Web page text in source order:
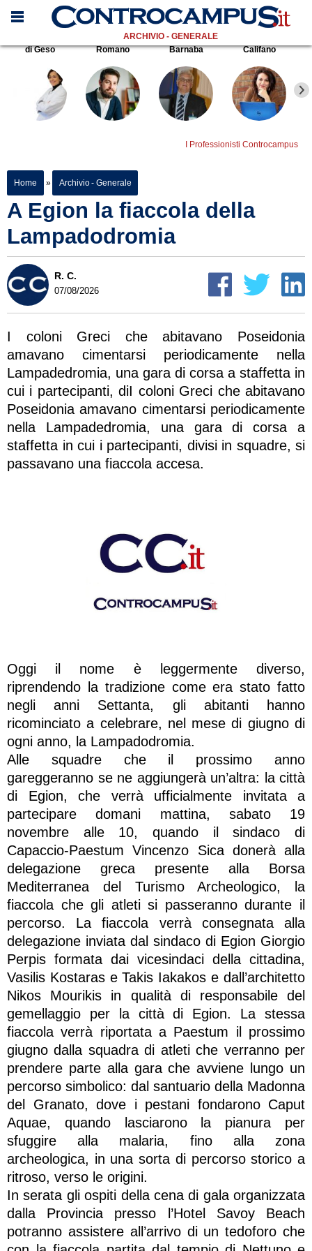
ARCHIVIO - GENERALE
di Geso
Romano Barnaba Califano
I Professionisti Controcampus
Home » Archivio - Generale
A Egion la fiaccola della
Lampadodromia
R. C.
07/08/2026
I coloni Greci che abitavano Poseidonia
amavano cimentarsi periodicamente nella
Lampadedromia, una gara di corsa a staffetta in
cui i partecipanti, diI coloni Greci che abitavano
Poseidonia amavano cimentarsi periodicamente
nella Lampadedromia, una gara di corsa a
staffetta in cui i partecipanti, divisi in squadre, si
passavano una fiaccola accesa.
Oggi il nome è leggermente diverso,
riprendendo la tradizione come era stato fatto
negli anni Settanta, gli abitanti hanno
ricominciato a celebrare, nel mese di giugno di
ogni anno, la Lampadodromia.
Alle squadre che il prossimo anno
gareggeranno se ne aggiungerà un’altra: la città
di Egion, che verrà ufficialmente invitata a
partecipare domani mattina, sabato 19
novembre alle 10, quando il sindaco di
Capaccio-Paestum Vincenzo Sica donerà alla
delegazione greca presente alla Borsa
Mediterranea del Turismo Archeologico, la
fiaccola che gli atleti si passeranno durante il
percorso. La fiaccola verrà consegnata alla
delegazione inviata dal sindaco di Egion Giorgio
Perpis formata dai vicesindaci della cittadina,
Vasilis Kostaras e Takis Iakakos e dall’architetto
Nikos Mourikis in qualità di responsabile del
gemellaggio per la città di Egion. La stessa
fiaccola verrà riportata a Paestum il prossimo
giugno dalla squadra di atleti che verranno per
prendere parte alla gara che avviene lungo un
percorso simbolico: dal santuario della Madonna
del Granato, dove i pestani fondarono Caput
Aquae, quando lasciarono la pianura per
sfuggire alla malaria, fino alla zona
archeologica, in una sorta di percorso storico a
ritroso, verso le origini.
In serata gli ospiti della cena di gala organizzata
dalla Provincia presso l’Hotel Savoy Beach
potranno assistere all’arrivo di un tedoforo che